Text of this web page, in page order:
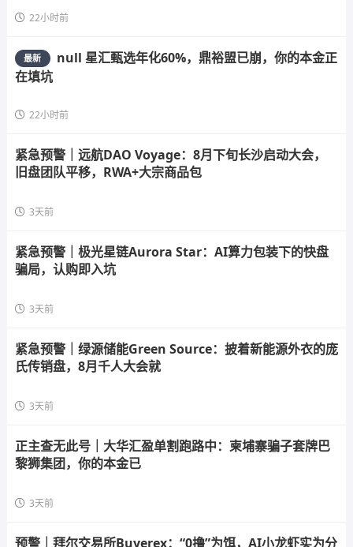
22小时前
最新
null 星汇甄选年化60%，鼎裕盟已崩，你的本金正
在填坑
22小时前
紧急预警｜远航DAO Voyage：8月下旬长沙启动大会，
旧盘团队平移，RWA+大宗商品包
3天前
紧急预警｜极光星链Aurora Star：AI算力包装下的快盘
骗局，认购即入坑
3天前
紧急预警｜绿源储能Green Source：披着新能源外衣的庞
氏传销盘，8月千人大会就
3天前
正主查无此号｜大华汇盈单割跑路中：柬埔寨骗子套牌巴
黎狮集团，你的本金已
3天前
预警｜拜尔交易所Buyerex：“0撸”为饵，AI小龙虾实为分